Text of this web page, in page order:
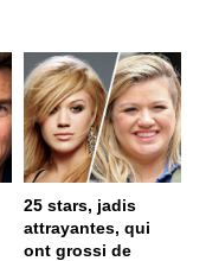
25 stars, jadis
attrayantes, qui
ont grossi de